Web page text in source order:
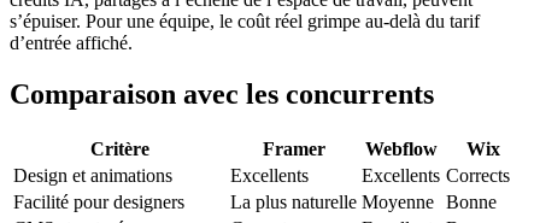
s’épuiser. Pour une équipe, le coût réel grimpe au-delà du tarif
d’entrée affiché.
Comparaison avec les concurrents
Critère Framer Webflow
Wix
Design et animations
Excellents Excellents Corrects
Facilité pour designers
La plus naturelle Moyenne Bonne